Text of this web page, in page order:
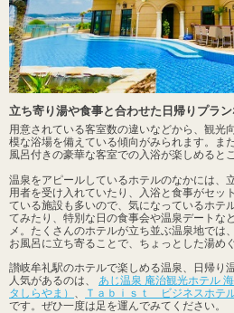
立ち寄り湯や食事と合わせた日帰りプラン
用意されている客室数の違いなどから、観光
模な浴場を備えている傾向がみられます。ま
風呂付きの豪華な客室での入浴が楽しめると
温泉をアピールしているホテルのなかには、
用者を受け入れていたり、入浴と食事がセッ
ている施設も多いので、気になっているホテ
てみたり、特別な日の食事会や温泉デートな
メ。たくさんのホテルが立ち並ぶ温泉地では
お風呂に立ち寄ることで、ちょっとした湯め
讃岐牟礼駅のホテルで楽しめる温泉、日帰り
人気があるのは、 あじ温泉 庵治観光ホテル
タしらやま）
Ｔａｂｉｓｔ ビジネスホ
です。ぜひ一度は足を運んでみてください。